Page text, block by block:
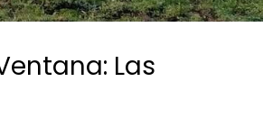
Las